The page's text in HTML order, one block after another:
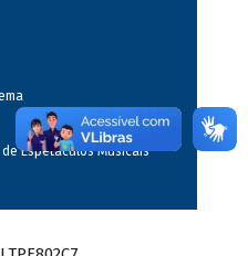
Espetáculos Musicais